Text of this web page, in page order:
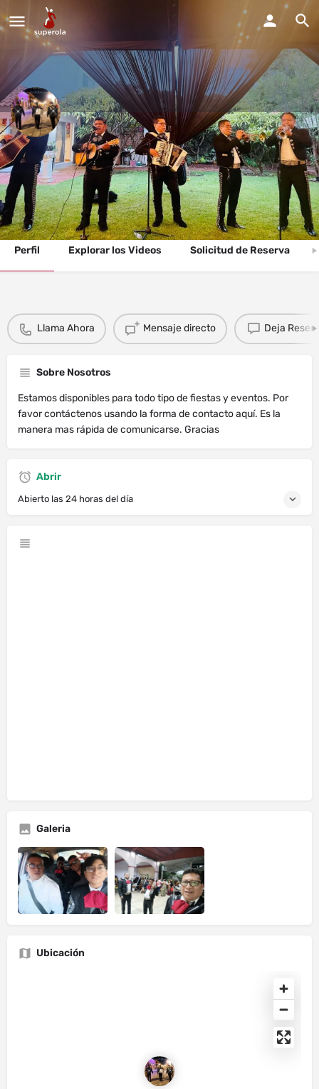
El mariachi
Estamos disponibles para todos tipos de fiestas y eventos.
Llama Ahora
Perfil Explorar los Videos Solicitud de Reserva
Llama Ahora Mensaje directo Deja
Sobre Nosotros
Estamos disponibles para todo tipo de fiestas y eventos. Por
favor contáctenos usando la forma de contacto aquí. Es la
manera mas rápida de comunicarse. Gracias
Abrir
Abierto las 24 horas del día
Galeria
Ubicación